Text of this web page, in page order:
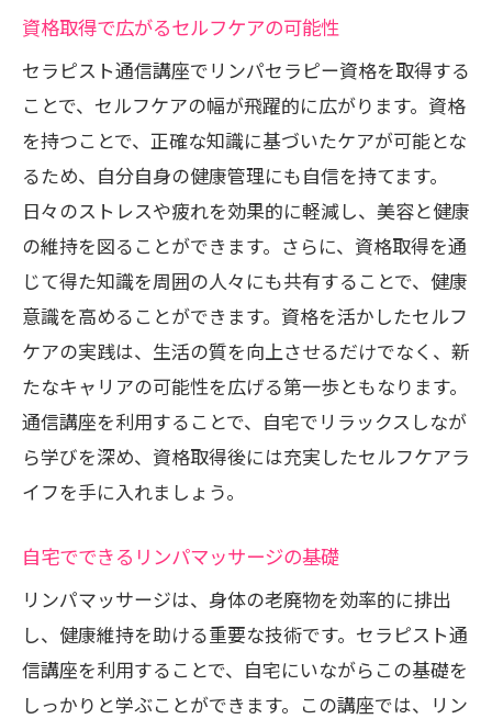
資格取得で広がるセルフケアの可能性
セラピスト通信講座でリンパセラピー資格を取得する
ことで、セルフケアの幅が飛躍的に広がります。資格
を持つことで、正確な知識に基づいたケアが可能とな
るため、自分自身の健康管理にも自信を持てます。
日々のストレスや疲れを効果的に軽減し、美容と健康
の維持を図ることができます。さらに、資格取得を通
じて得た知識を周囲の人々にも共有することで、健康
意識を高めることができます。資格を活かしたセルフ
ケアの実践は、生活の質を向上させるだけでなく、新
たなキャリアの可能性を広げる第一歩ともなります。
通信講座を利用することで、自宅でリラックスしなが
ら学びを深め、資格取得後には充実したセルフケアラ
イフを手に入れましょう。
自宅でできるリンパマッサージの基礎
リンパマッサージは、身体の老廃物を効率的に排出
し、健康維持を助ける重要な技術です。セラピスト通
信講座を利用することで、自宅にいながらこの基礎を
しっかりと学ぶことができます。この講座では、リン